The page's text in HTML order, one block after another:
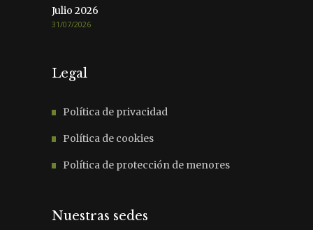
Julio 2026
31/07/2026
Legal
Política de privacidad
Política de cookies
Política de protección de menores
Nuestras sedes